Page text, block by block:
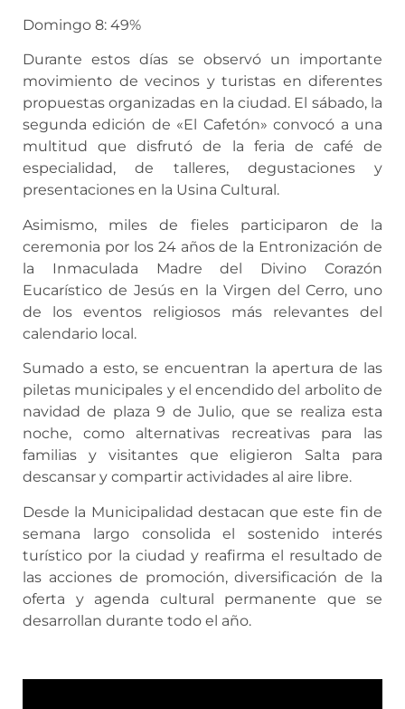
Domingo 8: 49%
Durante estos días se observó un importante
movimiento de vecinos y turistas en diferentes
propuestas organizadas en la ciudad. El sábado, la
segunda edición de «El Cafetón» convocó a una
multitud que disfrutó de la feria de café de
especialidad, de talleres, degustaciones y
presentaciones en la Usina Cultural.
Asimismo, miles de fieles participaron de la
ceremonia por los 24 años de la Entronización de
la Inmaculada Madre del Divino Corazón
Eucarístico de Jesús en la Virgen del Cerro, uno
de los eventos religiosos más relevantes del
calendario local.
Sumado a esto, se encuentran la apertura de las
piletas municipales y el encendido del arbolito de
navidad de plaza 9 de Julio, que se realiza esta
noche, como alternativas recreativas para las
familias y visitantes que eligieron Salta para
descansar y compartir actividades al aire libre.
Desde la Municipalidad destacan que este fin de
semana largo consolida el sostenido interés
turístico por la ciudad y reafirma el resultado de
las acciones de promoción, diversificación de la
oferta y agenda cultural permanente que se
desarrollan durante todo el año.